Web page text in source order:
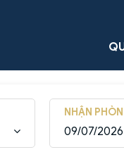
NHẬN
09/07/2026